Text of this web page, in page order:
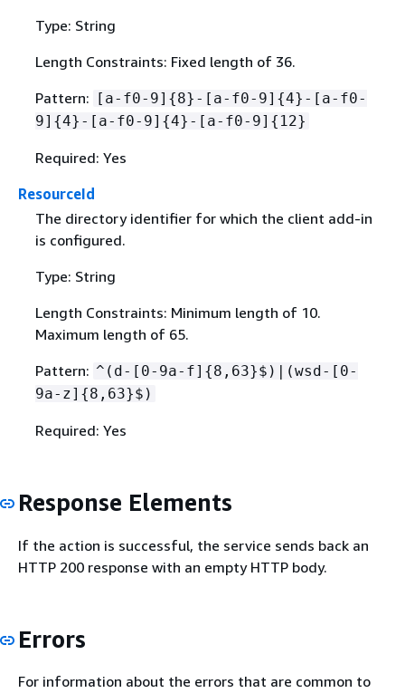
Type: String
Length Constraints: Fixed length of 36.
Pattern: [a-f0-9] {8}-[a-f0-9] {4}-[a-f0-
9] {4}-[a-f0-9] {4}-[a-f0-9] { 12}
Required: Yes
ResourceId
The directory identifier for which the client add-in
is configured.
Type: String
Length Constraints: Minimum length of 10.
Maximum length of 65.
Pattern: ^(d-[0-9a-f] {8,63}$)|(wsd-[0-
9a-z] {8,63}$)
Required: Yes
Response Elements
If the action is successful, the service sends back an
HTTP 200 response with an empty HTTP body.
Errors
For information about the errors that are common to